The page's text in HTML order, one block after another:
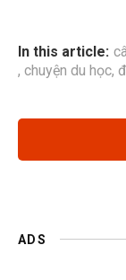
In this article:
, chuyện du học,
ADS